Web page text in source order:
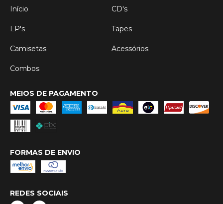
Início
CD's
LP's Tapes
Camisetas Acessórios
Combos
MEIOS DE PAGAMENTO
FORMAS DE ENVIO
REDES SOCIAIS